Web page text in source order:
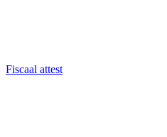
Fiscaal attest